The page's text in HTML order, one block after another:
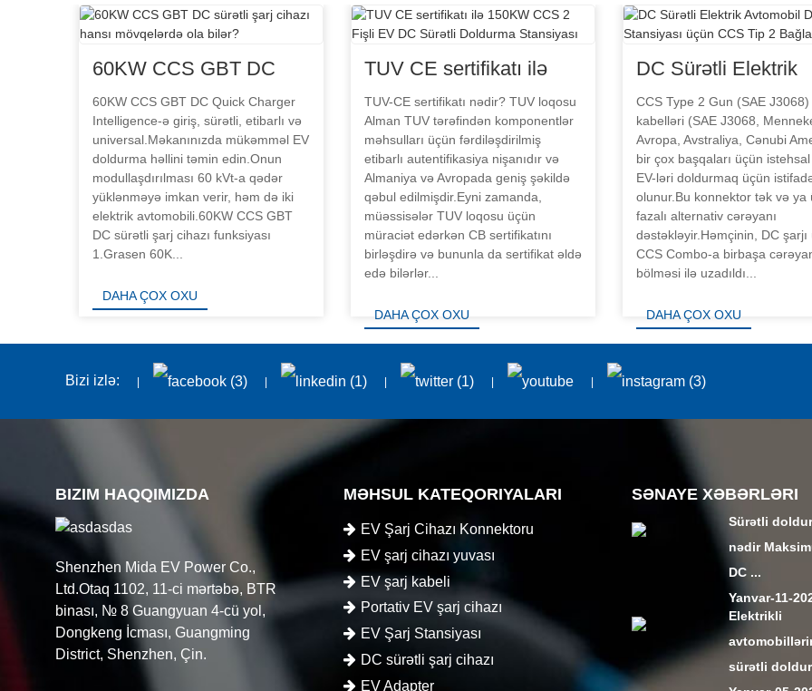
60KW CCS GBT DC
sürətli şarj cihazı hansı
mövqelərdə ola bilər?
60KW CCS GBT DC Quick Charger
Intelligence-ə giriş, sürətli, etibarlı və
universal.Məkanınızda mükəmməl EV
doldurma həllini təmin edin.Onun
modullaşdırılması 60 kVt-a qədər
yüklənməyə imkan verir, həm də iki
elektrik avtomobili.60KW CCS GBT
DC sürətli şarj cihazı funksiyası
1.Grasen 60K...
DAHA ÇOX OXU
TUV CE sertifikatı ilə
150KW CCS 2 Fişli EV
DC Sürətli Doldurma
Stansiyası
TUV-CE sertifikatı nədir? TUV loqosu
Alman TUV tərəfindən komponentlər
məhsulları üçün fərdiləşdirilmiş
etibarlı autentifikasiya nişanıdır və
Almaniya və Avropada geniş şəkildə
qəbul edilmişdir.Eyni zamanda,
müəssisələr TUV loqosu üçün
müraciət edərkən CB sertifikatını
birləşdirə və bununla da sertifikat əldə
edə bilərlər...
DAHA ÇOX OXU
DC Sürətli Elektrik
Avtomobil
Stansiyası üçün
Tip 2 Bağlayıcı
CCS Type 2 Gun (SAE J3068)
kabelləri (SAE J3068,
Avropa, Avstraliya, Cənubi
bir çox başqaları üçün
EV-ləri doldurmaq üçün
olunur.Bu konnektor tək və ya
fazalı alternativ cərəyanı
dəstəkləyir.Həmçinin, DC şarjı
CCS Combo-a birbaşa
bölməsi ilə uzadıldı...
DAHA ÇOX OXU
Bizi izlə:
BIZIM HAQQIMIZDA
Shenzhen Mida EV Power Co.,
Ltd.Otaq 1102, 11-ci mərtəbə, BTR
binası, № 8 Guangyuan 4-cü yol,
Dongkeng İcması, Guangming
District, Shenzhen, Çin.
MƏHSUL KATEQORIYALARI
EV Şarj Cihazı Konnektoru
EV şarj cihazı yuvası
EV şarj kabeli
Portativ EV şarj cihazı
EV Şarj Stansiyası
DC sürətli şarj cihazı
EV Adapter
SƏNAYE XƏBƏRLƏRI
Sürətli
nədir
DC ...
Yanvar-11-
Elektrikli
sürətli